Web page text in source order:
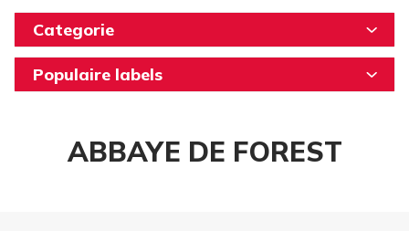
Categorie
Populaire labels
ABBAYE DE FOREST